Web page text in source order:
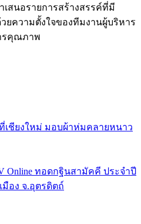
เสนอรายการสร้างสรรค์ที่มี
ความตั้งใจของทีมงานผู้บริหาร
รคุณภาพ
ชียงใหม่ มอบผ้าห่มคลายหนาว
Online ทอดกฐินสามัคคี ประจำปี
มือง จ.อุตรดิตถ์